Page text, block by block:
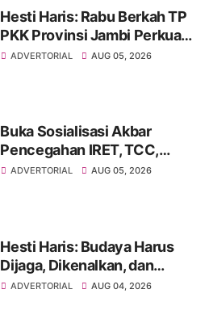
Hesti Haris: Rabu Berkah TP
PKK Provinsi Jambi Perkuat
Literasi Keuangan dan
ADVERTORIAL AUG 05, 2026
Buka Sosialisasi Akbar
Pencegahan IRET, TCC,
Perundungan, dan Bahaya
ADVERTORIAL AUG 05, 2026
Hesti Haris: Budaya Harus
Dijaga, Dikenalkan, dan
Diwariskan
ADVERTORIAL AUG 04, 2026